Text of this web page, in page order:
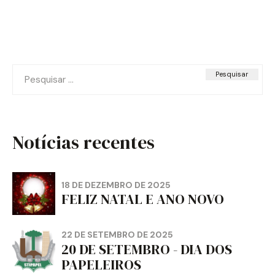
por:
Notícias recentes
18 DE DEZEMBRO DE 2025
FELIZ NATAL E ANO NOVO
22 DE SETEMBRO DE 2025
20 DE SETEMBRO - DIA DOS
PAPELEIROS